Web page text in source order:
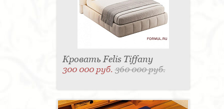
Кровать Felis Tiffany
300 000 руб.360 000 руб.